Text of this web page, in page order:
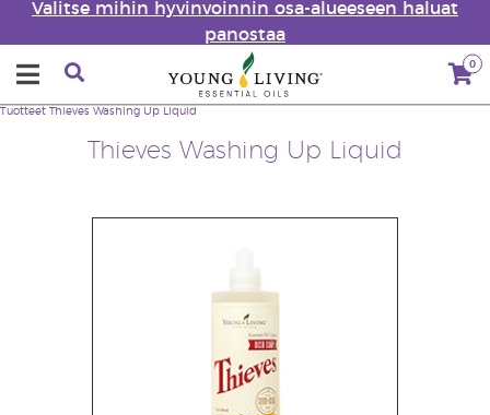
Valitse mihin hyvinvoinnin osa-alueeseen haluat
panostaa
0
Thieves Washing Up Liquid
Tuotteet Thieves Washing Up Liquid